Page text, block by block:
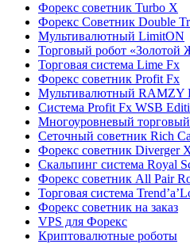
Форекс советник Turbo X
Форекс Советник Double
Мультивалютный LimitON
Торговый робот «Золотой
Торговая система Lime Fx
Форекс советник Profit Fx
Мультивалютный RAMZY
Система Profit Fx WSB
Многоуровневый
Сеточный советник Rich
Форекс советник Diverger
Скальпинг система Royal
Форекс советник All Pair
Торговая система
Форекс советник на заказ
VPS для Форекс
Криптовалютные роботы